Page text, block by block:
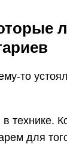
то
технике.
для